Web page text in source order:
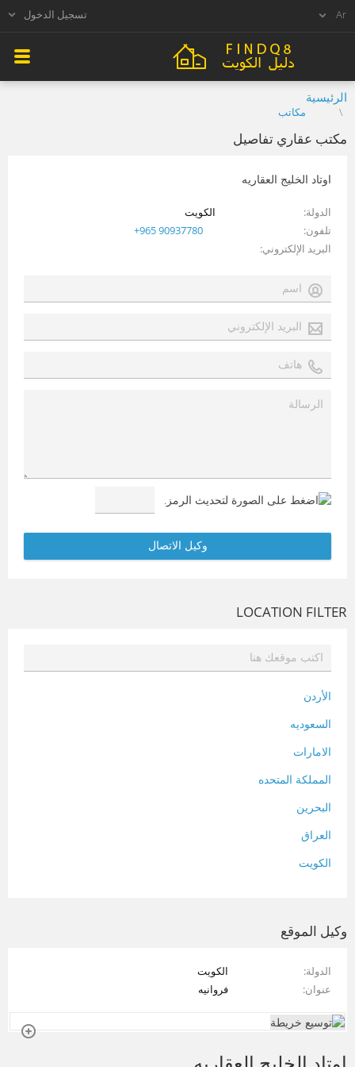
تسجيل الدخول
الرئيسية
مكاتب
مكتب عقاري تفاصيل
اوتاد الخليج العقاريه
الدولة
الكويت
تلفون
+965 90937780
البريد الإلكتروني
LOCATION FILTER
الأردن
السعوديه
الامارات
المملكة المتحده
البحرين
العراق
الكويت
فلسطين
سوريا
تونس
وكيل الموقع
الدولة
الكويت
عنوان
فروانيه